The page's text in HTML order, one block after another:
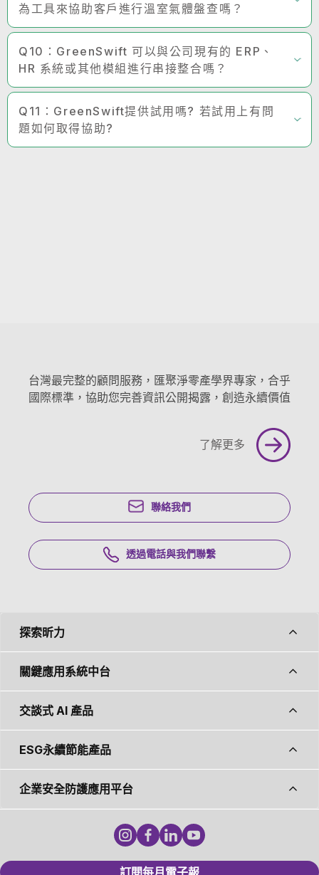
為工具來協助客戶進行溫室氣體盤查嗎？
Q10：GreenSwift 可以與公司現有的 ERP、
HR 系統或其他模組進行串接整合嗎？
Q11：GreenSwift提供試用嗎? 若試用上有問
題如何取得協助?
台灣最完整的顧問服務，匯聚淨零產學界專家，合乎
國際標準，協助您完善資訊公開揭露，創造永續價值
了解更多
聯絡我們
透過電話與我們聯繫
探索昕力
關鍵應用系統中台
交談式 AI 產品
ESG永續節能產品
企業安全防護應用平台
訂閱每月電子報